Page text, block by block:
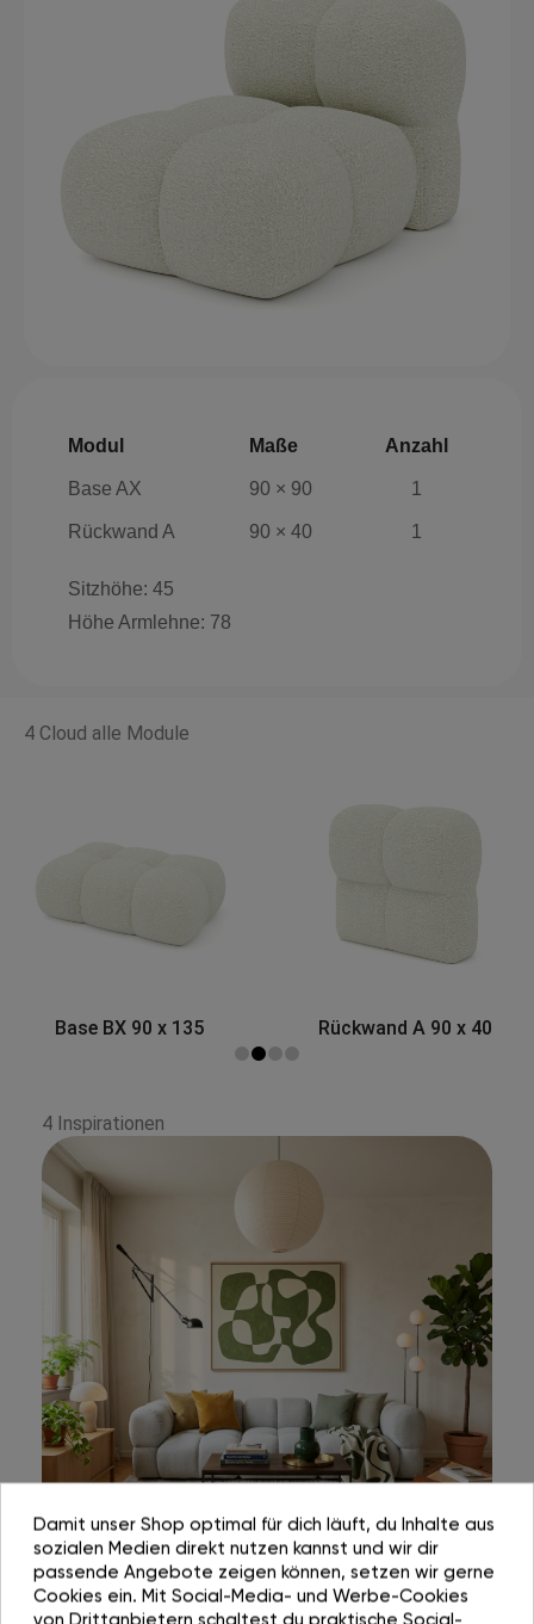
Modul Maße Anzahl
Base AX 90 × 90 1
Rückwand A 90 × 40 1
Sitzhöhe: 45
Höhe Armlehne: 78
4 Cloud alle Module
Rückwand A 90 x 40 Eckmodul A 120 x 120
4 Inspirationen
Damit unser Shop optimal für dich läuft, du Inhalte aus
sozialen Medien direkt nutzen kannst und wir dir
passende Angebote zeigen können, setzen wir gerne
Cookies ein. Mit Social-Media- und Werbe-Cookies
von Drittanbietern schaltest du praktische Social-